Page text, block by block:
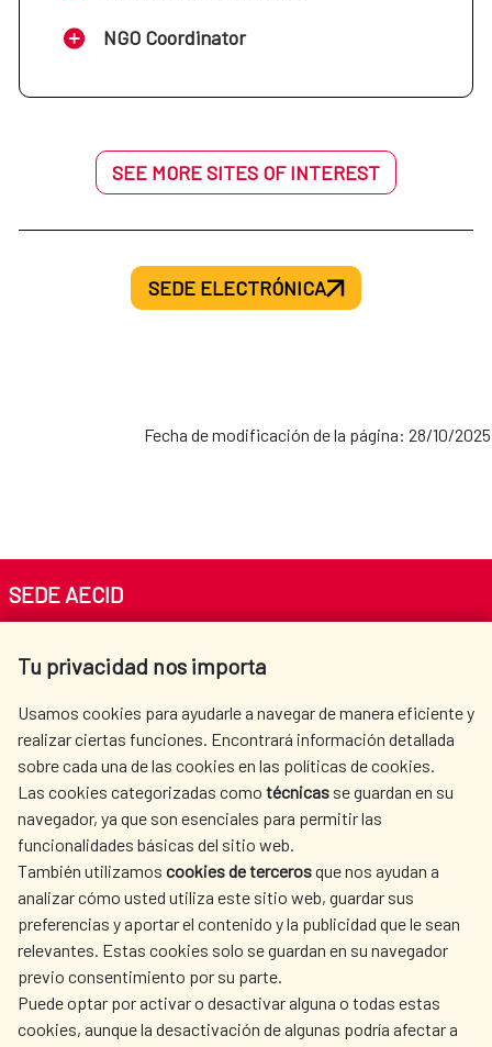
NGO Coordinator
SEE MORE SITES OF INTEREST
SEDE ELECTRÓNICA
Fecha de modificación de la página: 28/10/2025
Tu privacidad nos importa
Usamos cookies para ayudarle a navegar de manera eficiente y
realizar ciertas funciones. Encontrará información detallada
sobre cada una de las cookies en las políticas de cookies.
Las cookies categorizadas como técnicas se guardan en su
navegador, ya que son esenciales para permitir las
funcionalidades básicas del sitio web.
También utilizamos cookies de tercerosque nos ayudan a
analizar cómo usted utiliza este sitio web, guardar sus
preferencias y aportar el contenido y la publicidad que le sean
relevantes. Estas cookies solo se guardan en su navegador
previo consentimiento por su parte.
Puede optar por activar o desactivar alguna o todas estas
cookies, aunque la desactivación de algunas podría afectar a
SEDE AECID
Tel. +34 900 20 30 54​​​​​​​
AECID
WHERE DO WE COOPERATE?
SPANISH HUMANITARIAN
ACTION
PRESS ROOM
CULTURE AND SCIENCE LIBRARY
OUR SOCIAL MEDIA